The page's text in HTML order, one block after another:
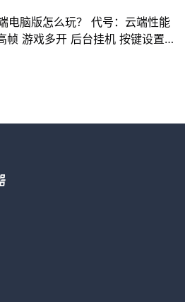
电脑版怎么玩？ 代号：云端性能
帧 游戏多开 后台挂机 按键设置